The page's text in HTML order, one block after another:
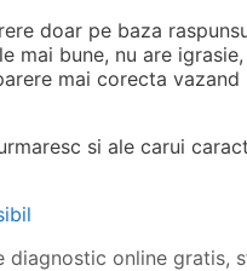
doar pe baza
bune, nu are
mai corecta
si ale carui
diagnostic online gratis,